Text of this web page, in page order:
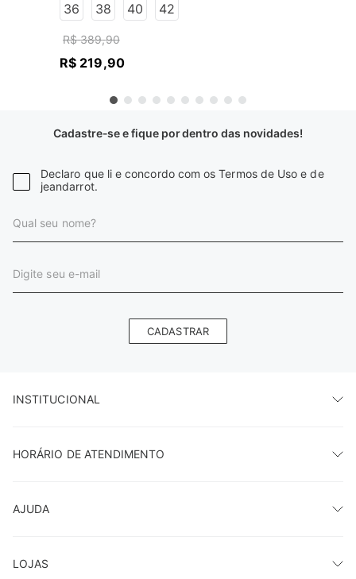
36 38 40 42
R$ 389,90
R$ 219,90
Cadastre-se e fique por dentro das novidades!
Declaro que li e concordo com os Termos de Uso e de
jeandarrot.
CADASTRAR
INSTITUCIONAL
HORÁRIO DE ATENDIMENTO
AJUDA
LOJAS